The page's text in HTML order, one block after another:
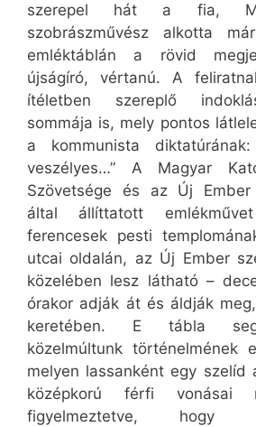
szerepel hát a fia,
szobrászművész alkotta
emléktáblán a rövid
újságíró, vértanú. A
ítéletben szereplő
sommája is, mely pontos
a kommunista
veszélyes…” A Magyar
Szövetsége és az Új Ember
által állíttatott
ferencesek pesti
utcai oldalán, az Új Ember
közelében lesz látható –
órakor adják át és áldják
keretében. E tábla
közelmúltunk történelmének
melyen lassanként egy szelíd
középkorú férfi vonásai
figyelmeztetve, hogy